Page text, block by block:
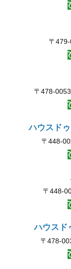
〒
〒478-
ハウスド
〒448-
〒448-
ハウスド
〒478-